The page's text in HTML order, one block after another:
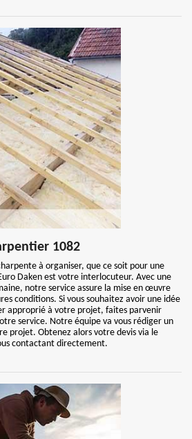
1082
à organiser, que ce soit pour une
Daken est votre interlocuteur. Avec une
notre service assure la mise en œuvre
conditions. Si vous souhaitez avoir une idée
approprié à votre projet, faites parvenir
service. Notre équipe va vous rédiger un
projet. Obtenez alors votre devis via le
contactant directement.